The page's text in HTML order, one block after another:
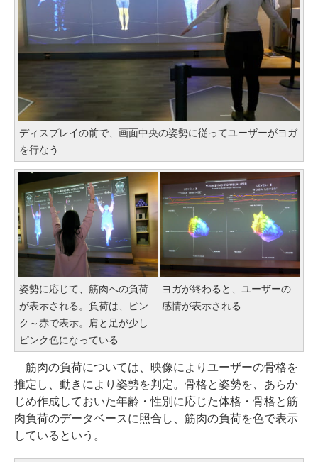
ディスプレイの前で、画面中央の姿勢に従ってユーザーがヨガ
を行なう
姿勢に応じて、筋肉への負荷
が表示される。負荷は、ピン
ク～赤で表示。肩と足が少し
ピンク色になっている
ヨガが終わると、ユーザーの
感情が表示される
筋肉の負荷については、映像によりユーザーの骨格を
推定し、動きにより姿勢を判定。骨格と姿勢を、あらか
じめ作成しておいた年齢・性別に応じた体格・骨格と筋
肉負荷のデータベースに照合し、筋肉の負荷を色で表示
しているという。